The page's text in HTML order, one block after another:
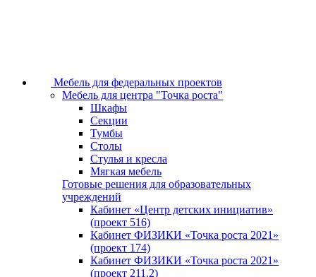
Мебель для федеральных проектов
Мебель для центра "Точка роста"
Шкафы
Секции
Тумбы
Столы
Стулья и кресла
Мягкая мебель
Готовые решения для образовательных
учреждений
Кабинет «Центр детских инициатив»
(проект 516)
Кабинет ФИЗИКИ «Точка роста 2021»
(проект 174)
Кабинет ФИЗИКИ «Точка роста 2021»
(проект 211.2)